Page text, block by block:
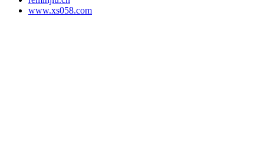
www.xs058.com